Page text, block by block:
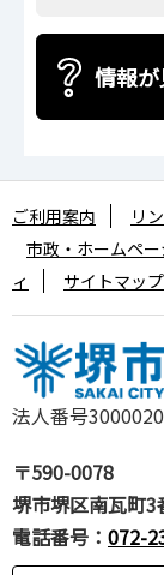
情報
法人番号
〒590-0078
堺市堺区南瓦町3
電話番号： 072-
ご利用案内 リ
市政・ホームペ
ィ
サイトマップ